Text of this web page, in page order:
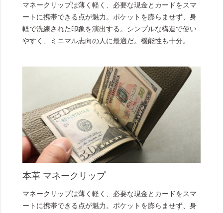
マネークリップは薄く軽く、必要な現金とカードをスマ
ートに携帯できる点が魅力。ポケットを膨らませず、身
軽で洗練された印象を演出する。シンプルな構造で使い
やすく、ミニマル志向の人に最適だ。機能性も十分。
本革 マネークリップ
マネークリップは薄く軽く、必要な現金とカードをスマ
ートに携帯できる点が魅力。ポケットを膨らませず、身